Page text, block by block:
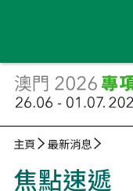
主頁 最新消息
焦點速遞